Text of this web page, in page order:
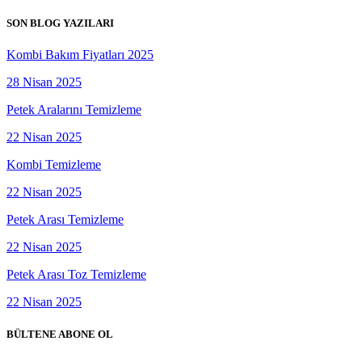
SON BLOG YAZILARI
Kombi Bakım Fiyatları 2025
28 Nisan 2025
Petek Aralarını Temizleme
22 Nisan 2025
Kombi Temizleme
22 Nisan 2025
Petek Arası Temizleme
22 Nisan 2025
Petek Arası Toz Temizleme
22 Nisan 2025
BÜLTENE ABONE OL